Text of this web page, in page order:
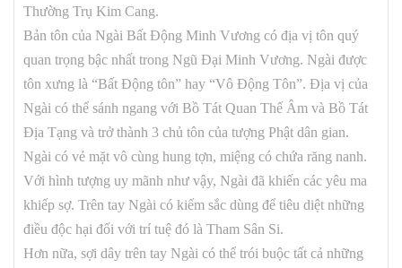
Thường Trụ Kim Cang.
Bản tôn của Ngài Bất Động Minh Vương có địa vị tôn quý
quan trọng bậc nhất trong Ngũ Đại Minh Vương. Ngài được
tôn xưng là “Bất Động tôn” hay “Vô Động Tôn”. Địa vị của
Ngài có thể sánh ngang với Bồ Tát Quan Thế Âm và Bồ Tát
Địa Tạng và trở thành 3 chủ tôn của tượng Phật dân gian.
Ngài có vẻ mặt vô cùng hung tợn, miệng có chứa răng nanh.
Với hình tượng uy mãnh như vậy, Ngài đã khiến các yêu ma
khiếp sợ. Trên tay Ngài có kiếm sắc dùng để tiêu diệt những
điều độc hại đối với trí tuệ đó là Tham Sân Si.
Hơn nữa, sợi dây trên tay Ngài có thể trói buộc tất cả những